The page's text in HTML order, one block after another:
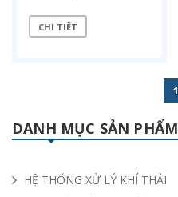
CHI TIẾT
1
DANH MỤC SẢN PHẨM
HỆ THỐNG XỬ LÝ KHÍ THẢI